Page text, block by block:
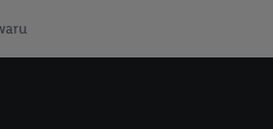
możemy
rozpoznać